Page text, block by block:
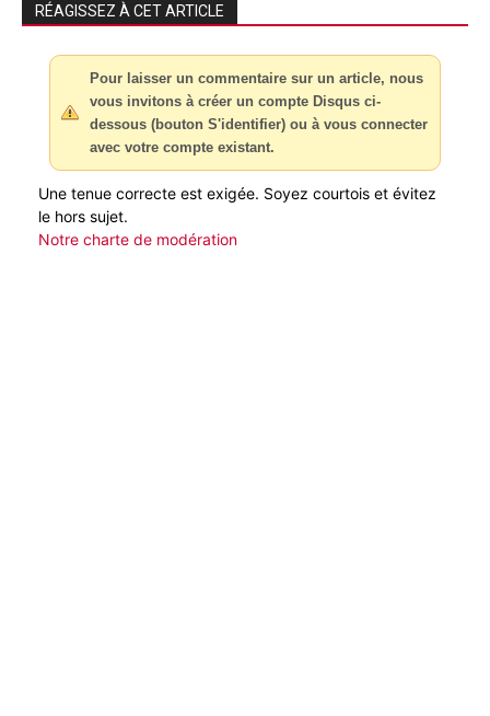
RÉAGISSEZ À CET ARTICLE
Pour laisser un commentaire sur un article, nous
vous invitons à créer un compte Disqus ci-
dessous (bouton S'identifier) ou à vous connecter
avec votre compte existant.
Une tenue correcte est exigée. Soyez courtois et évitez
le hors sujet.
Notre charte de modération